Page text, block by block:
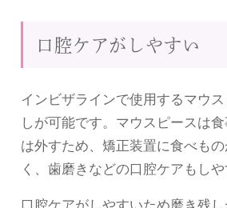
口腔ケアがしやすい
インビザラインで使用するマウ
しが可能です。マウスピースは
は外すため、矯正装置に食べも
く、歯磨きなどの口腔ケアもしや
口腔ケアがしやすいため磨き残